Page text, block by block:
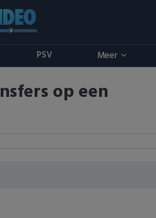
PSV Meer
op een